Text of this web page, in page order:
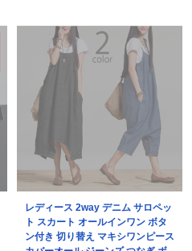
レディース 2way デニム サロペッ
ト スカート オールインワン ボタ
ン付き 切り替え マキシワンピース